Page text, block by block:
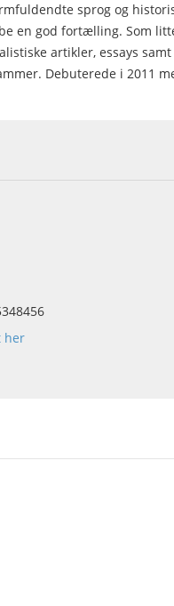
sprog og
en god fortælling. Som
artikler, essays
Debuterede i 2011
her